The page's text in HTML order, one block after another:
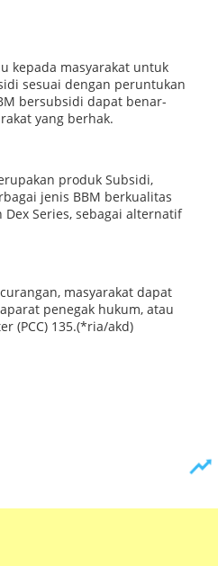
kepada masyarakat untuk
sesuai dengan peruntukan
bersubsidi dapat benar-
yang berhak.
produk Subsidi,
jenis BBM berkualitas
Series, sebagai alternatif
masyarakat dapat
penegak hukum, atau
(PCC) 135.(*ria/akd)